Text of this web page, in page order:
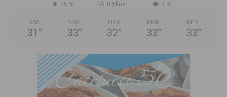
75 % 0.5kmh 3 %
SAB
31 °
DOM
33°
LUN
32°
MAR
33°
MER
33°